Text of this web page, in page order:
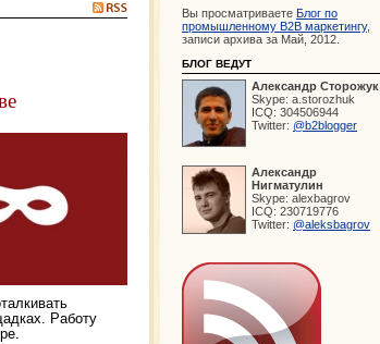
Работу
Вы просматриваете Блог по
промышленному B2B маркетингу,
записи архива за Май, 2012.
БЛОГ ВЕДУТ
Александр Сторожук
Skype: a.storozhuk
ICQ: 304506944
Twitter: @b2blogger
Александр
Нигматулин
Skype: alexbagrov
ICQ: 230719776
Twitter: @aleksbagrov